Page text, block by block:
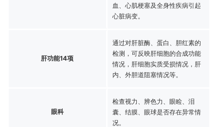
血、心肌梗塞及全身性疾病引起
心脏病变。
肝功能14项
通过对肝脏酶、蛋白、胆红素的
检测，可反映肝细胞的合成功能
情况，肝细胞实质受损情况，肝
内、外胆道阻塞情况等。
眼科
检查视力、辨色力、眼睑、泪
囊、结膜、眼球是否存在异常情
况。